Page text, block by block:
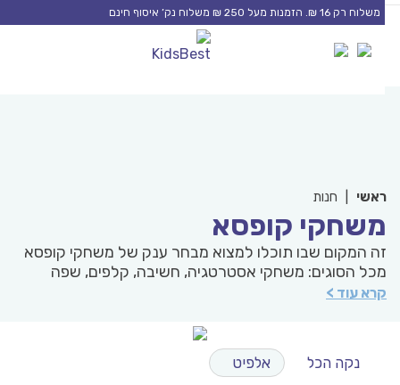
משלוח רק 16 ₪. הזמנות מעל 250 ₪ משלוח נק’ איסוף חינם
| חנות
קופסא
המקום שבו תוכלו למצוא מבחר ענק של משחקי קופסא
הסוגים: משחקי אסטרטגיה, חשיבה, קלפים, שפה
מהיצרנים המובילים בארץ במחירים מיוחדים.
המון ומפתחים את הילדים שלנו וכאן תוכלו לראות
את מאות דירוגי מומחי האתר והגולשים.
עוד >
נקה הכל אלפיט